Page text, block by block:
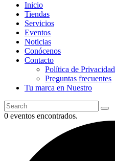
Inicio
Tiendas
Servicios
Eventos
Noticias
Conócenos
Contacto
Política de Privacidad
Preguntas frecuentes
Tu marca en Nuestro
0 eventos encontrados.